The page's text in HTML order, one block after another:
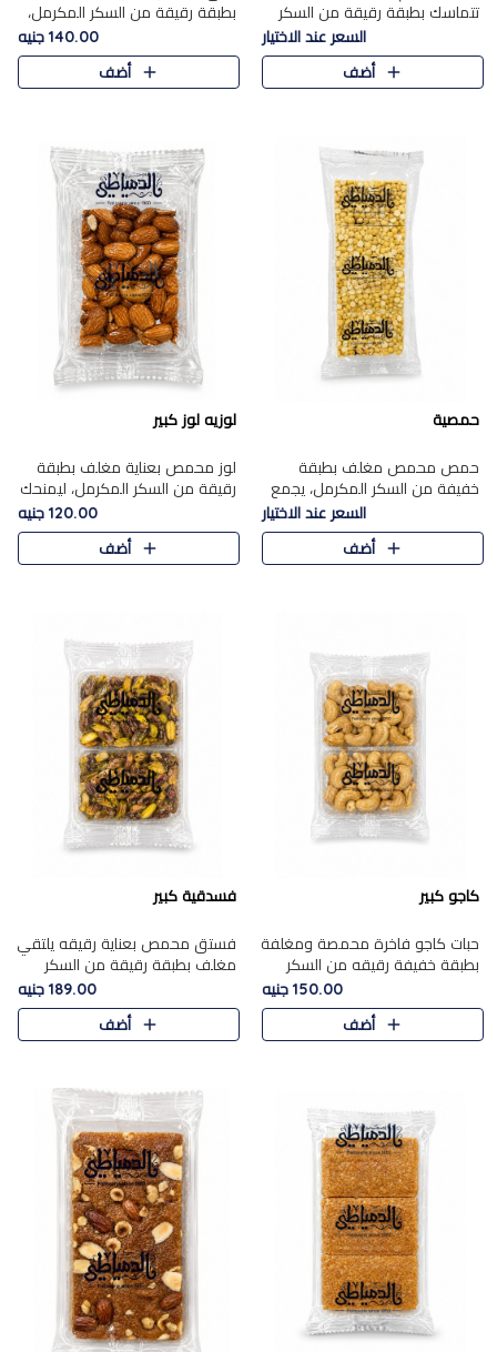
تتماسك بطبقة رقيقة من السكر
المكرمل، لتقدم طعم السمسم
المميز وقرمشتة التي ارتبطت ببهجة
المولد عبر الأجيال.
السعر عند الاختيار
أضف
بطبقة رقيقة من السكر المكرمل،
يجمع بين النكهة الغنية ناتي
والقرمشة الراقية المرضية في
حلوى شرقية أنيقه بطابع مميز.
140.00 جنيه
أضف
حمصية
حمص محمص مغلف بطبقة
خفيفة من السكر المكرمل، يجمع
بين القرمشة المميزة والطعم
الشرقي الأصيل في واحدة من أشهر
حلويات الموسم.
السعر عند الاختيار
أضف
لوزيه لوز كبير
لوز محمص بعناية مغلف بطبقة
رقيقة من السكر المكرمل، ليمنحك
قرمشة راقية ونكهة غنية تبرز
فخامة اللوز في كل قطعة.
120.00 جنيه
أضف
كاجو كبير
حبات كاجو فاخرة محمصة ومغلفة
بطبقة خفيفة رقيقه من السكر
المكرمل، تجمع بين توازن النعومة
زبدية غنية فاخرة والقرمشة
المرضية في حلوى شرقية بطاب..
150.00 جنيه
أضف
فسدقية كبير
فستق محمص بعناية رقيقه يلتقي
مغلف بطبقة رقيقة من السكر
المكرمل، ليقدم مذاقًا فاخرًا حلوي
شرقية فاخرة ونكهة غنية ناتي تميز
كل قطعة و قوام هش
189.00 جنيه
أضف